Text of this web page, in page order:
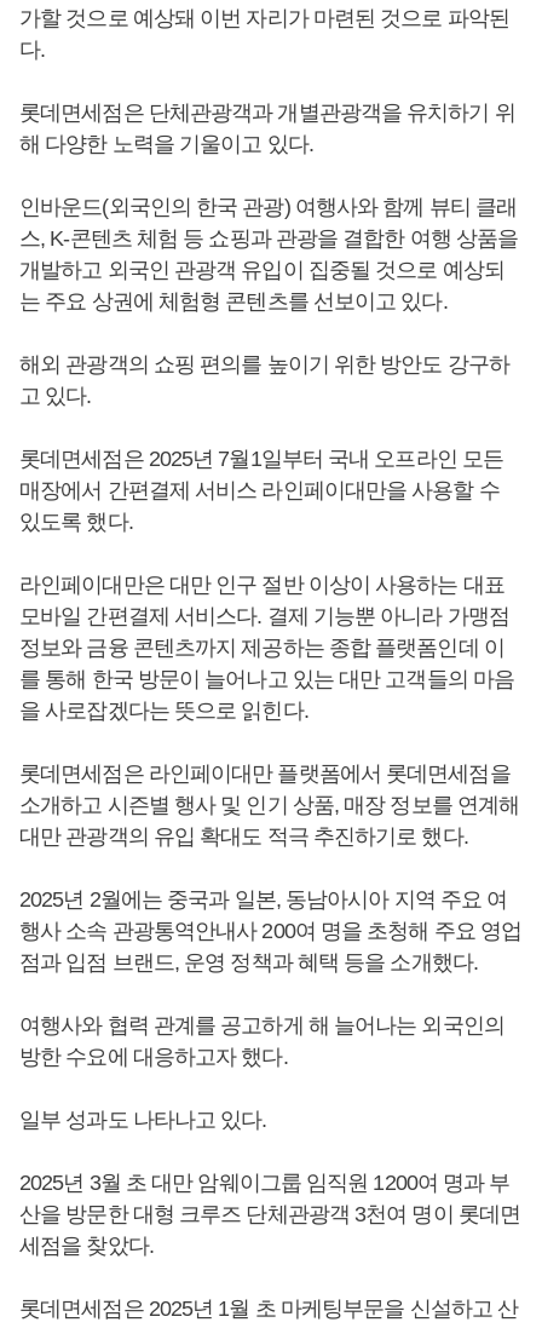
가할 것으로 예상돼 이번 자리가 마련된 것으로 파악된
다.
롯데면세점은 단체관광객과 개별관광객을 유치하기 위
해 다양한 노력을 기울이고 있다.
인바운드(외국인의 한국 관광) 여행사와 함께 뷰티 클래
스, K-콘텐츠 체험 등 쇼핑과 관광을 결합한 여행 상품을
개발하고 외국인 관광객 유입이 집중될 것으로 예상되
는 주요 상권에 체험형 콘텐츠를 선보이고 있다.
해외 관광객의 쇼핑 편의를 높이기 위한 방안도 강구하
고 있다.
롯데면세점은 2025년 7월1일부터 국내 오프라인 모든
매장에서 간편결제 서비스 라인페이대만을 사용할 수
있도록 했다.
라인페이대만은 대만 인구 절반 이상이 사용하는 대표
모바일 간편결제 서비스다. 결제 기능뿐 아니라 가맹점
정보와 금융 콘텐츠까지 제공하는 종합 플랫폼인데 이
를 통해 한국 방문이 늘어나고 있는 대만 고객들의 마음
을 사로잡겠다는 뜻으로 읽힌다.
롯데면세점은 라인페이대만 플랫폼에서 롯데면세점을
소개하고 시즌별 행사 및 인기 상품, 매장 정보를 연계해
대만 관광객의 유입 확대도 적극 추진하기로 했다.
2025년 2월에는 중국과 일본, 동남아시아 지역 주요 여
행사 소속 관광통역안내사 200여 명을 초청해 주요 영업
점과 입점 브랜드, 운영 정책과 혜택 등을 소개했다.
여행사와 협력 관계를 공고하게 해 늘어나는 외국인의
방한 수요에 대응하고자 했다.
일부 성과도 나타나고 있다.
2025년 3월 초 대만 암웨이그룹 임직원 1200여 명과 부
산을 방문한 대형 크루즈 단체관광객 3천여 명이 롯데면
세점을 찾았다.
롯데면세점은 2025년 1월 초 마케팅부문을 신설하고 산